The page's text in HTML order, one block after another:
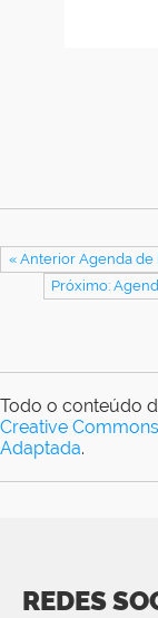
« Anterior Agenda
Próximo:
Todo o conteúdo
Creative
Adaptada.
REDES